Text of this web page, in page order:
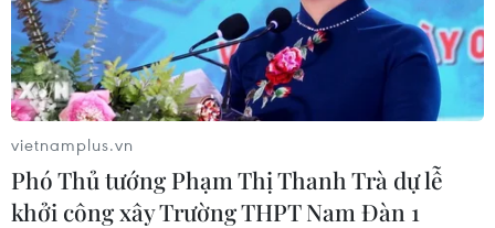
vietnamplus.vn
Phó Thủ tướng Phạm Thị Thanh Trà dự lễ
khởi công xây Trường THPT Nam Đàn 1